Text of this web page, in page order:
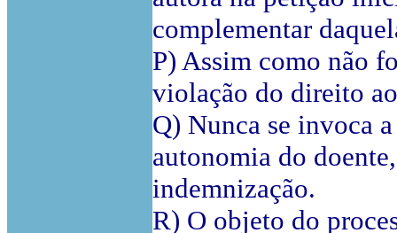
complementar
P) Assim como não
violação do direito
Q) Nunca se invoca
autonomia do
indemnização.
R) O objeto do